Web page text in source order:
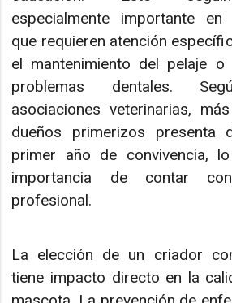
especialmente importante en
que requieren atención
el mantenimiento del pelaje
problemas dentales.
asociaciones veterinarias,
dueños primerizos presenta
primer año de convivencia,
importancia de contar con
profesional.
La elección de un criador
tiene impacto directo en la